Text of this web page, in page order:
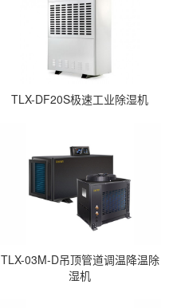
TLX-DF20S极速工业除湿机
TLX-03M-D吊顶管道调温降温除
湿机